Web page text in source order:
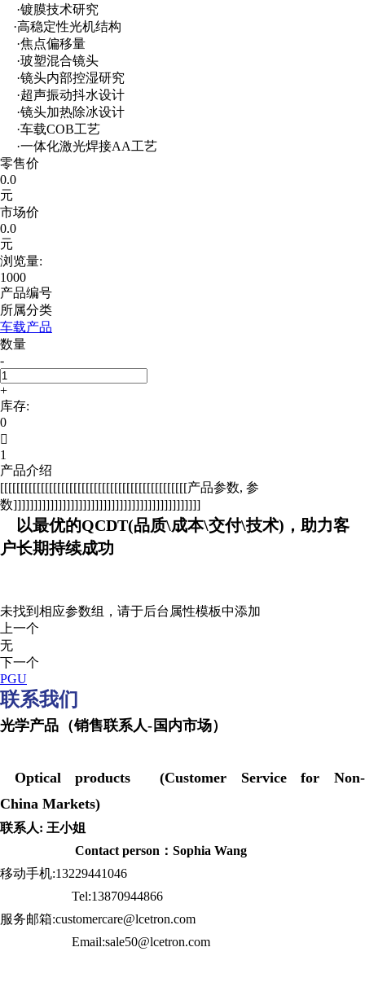
·镀膜技术研究
·高稳定性光机结构
·焦点偏移量
·玻塑混合镜头
·镜头内部控湿研究
·超声振动抖水设计
·镜头加热除冰设计
·车载COB工艺
·一体化激光焊接AA工艺
零售价
0.0
元
市场价
0.0
元
浏览量:
1000
产品编号
所属分类
车载产品
数量
-
+
库存:
0

1
产品介绍
[[[[[[[[[[[[[[[[[[[[[[[[[[[[[[[[[[[[[[[[[[[[[[产品参数, 参
数]]]]]]]]]]]]]]]]]]]]]]]]]]]]]]]]]]]]]]]]]]]]]]
以最优的QCDT(品质\成本\交付\技术)，助力客
户长期持续成功
未找到相应参数组，请于后台属性模板中添加
上一个
无
下一个
PGU
联系我们
光学产品（销售联系人-国内市场）
Optical products (Customer Service for Non-
China Markets)
联系人: 王小姐
Contact person：Sophia Wang
移动手机:13229441046
Tel:13870944866
服务邮箱:customercare@lcetron.com
Email:sale50@lcetron.com